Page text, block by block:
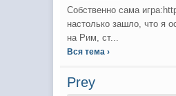
Собственно сама
настолько зашло, что я
на Рим, ст...
Вся тема ›
Prey